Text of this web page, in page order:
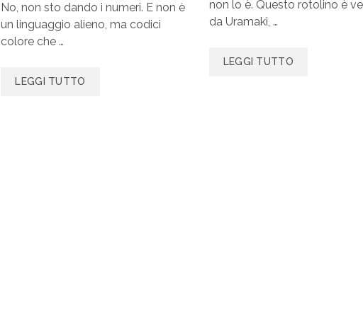
No, non sto dando i numeri. E non è
un linguaggio alieno, ma codici
colore che …
LEGGI TUTTO
non lo è. Questo rotolino è
da Uramaki, …
LEGGI TUTTO